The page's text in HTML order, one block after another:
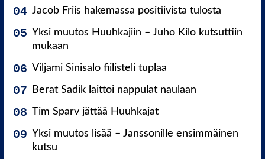
Jacob Friis hakemassa positiivista tulosta
Yksi muutos Huuhkajiin – Juho Kilo kutsuttiin
mukaan
Viljami Sinisalo fiilisteli tuplaa
Berat Sadik laittoi nappulat naulaan
Tim Sparv jättää Huuhkajat
Yksi muutos lisää – Janssonille ensimmäinen
kutsu